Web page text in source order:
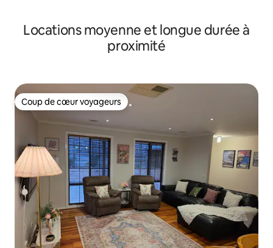
Locations moyenne et longue durée à
proximité
Coup de cœur voyageurs
Coup de cœur voyageurs